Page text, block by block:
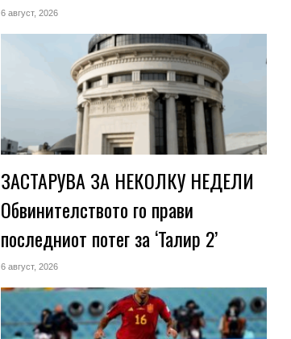
6 август, 2026
ЗАСТАРУВА ЗА НЕКОЛКУ НЕДЕЛИ
Обвинителството го прави
последниот потег за ‘Талир 2’
6 август, 2026